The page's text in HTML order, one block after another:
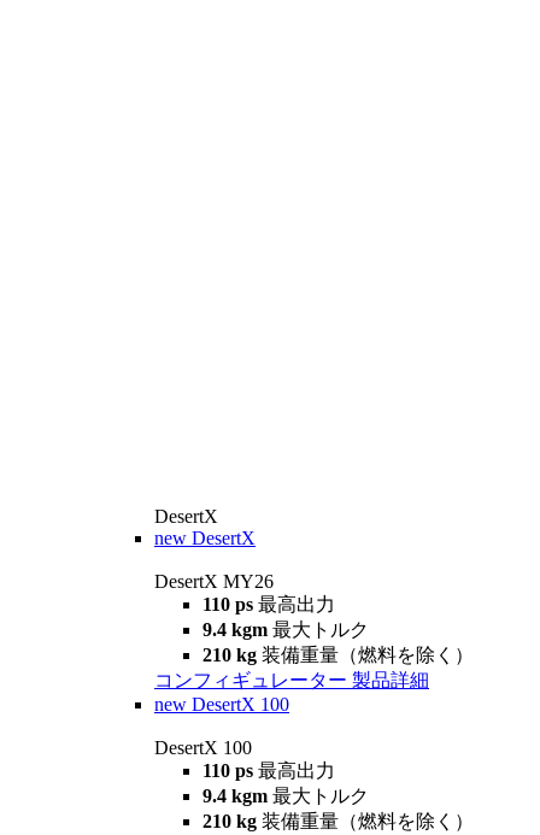
DesertX
new DesertX
DesertX MY26
110 ps 最高出力
9.4 kgm 最大トルク
210 kg 装備重量（燃料を除く）
コンフィギュレーター 製品詳細
new DesertX 100
DesertX 100
110 ps 最高出力
9.4 kgm 最大トルク
210 kg 装備重量（燃料を除く）